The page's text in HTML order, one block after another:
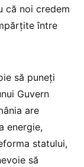
că noi credem
între
să puneți
Guvern
are
energie,
statului,
să